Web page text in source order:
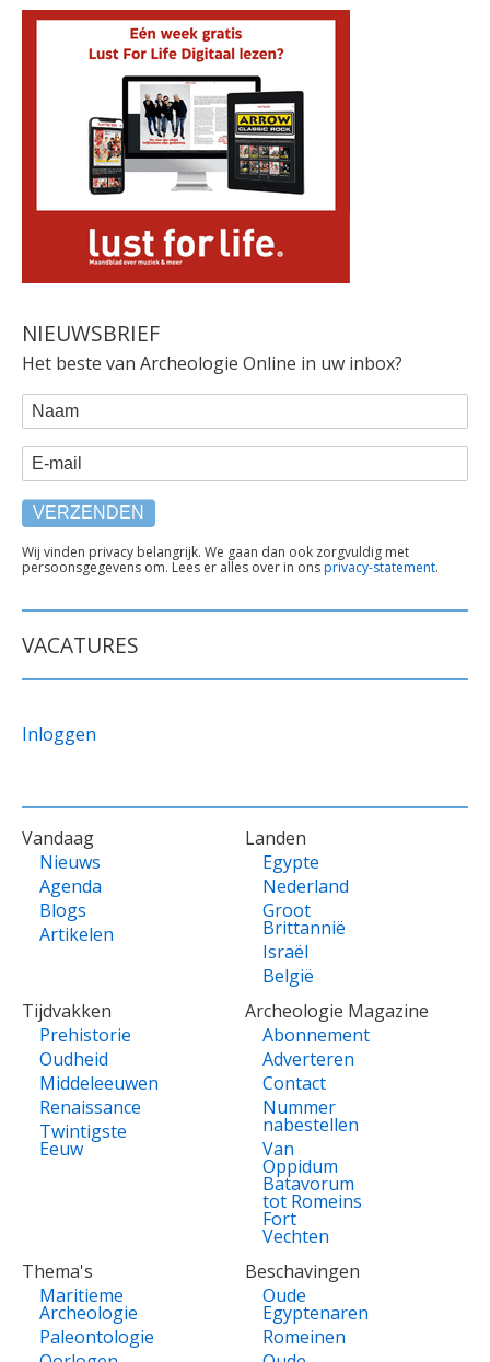
NIEUWSBRIEF
Het beste van Archeologie Online in uw inbox?
WEBFORM
Naam
E-mail
TEKST
ONDER
Wij vinden privacy belangrijk. We gaan dan ook zorgvuldig met
persoonsgegevens om. Lees er alles over in onsprivacy-statement.
VACATURES
Inloggen
VOET
Vandaag
Nieuws
Agenda
Blogs
Artikelen
Landen
Egypte
Nederland
Groot
Brittannië
Israël
België
Tijdvakken
Prehistorie
Oudheid
Middeleeuwen
Renaissance
Twintigste
Eeuw
Archeologie Magazine
Abonnement
Adverteren
Contact
Nummer
nabestellen
Van
Oppidum
Batavorum
tot Romeins
Fort
Vechten
Thema's
Maritieme
Archeologie
Paleontologie
Beschavingen
Oude
Egyptenaren
Romeinen